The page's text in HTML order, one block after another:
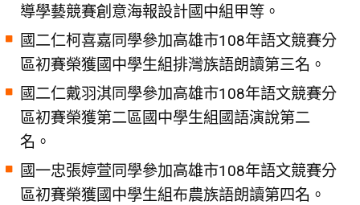
導學藝競賽創意海報設計國中組甲等。
國二仁柯喜嘉同學參加高雄市108年語文競賽分
區初賽榮獲國中學生組排灣族語朗讀第三名。
國二仁戴羽淇同學參加高雄市108年語文競賽分
區初賽榮獲第二區國中學生組國語演說第二
名。
國一忠張婷萱同學參加高雄市108年語文競賽分
區初賽榮獲國中學生組布農族語朗讀第四名。